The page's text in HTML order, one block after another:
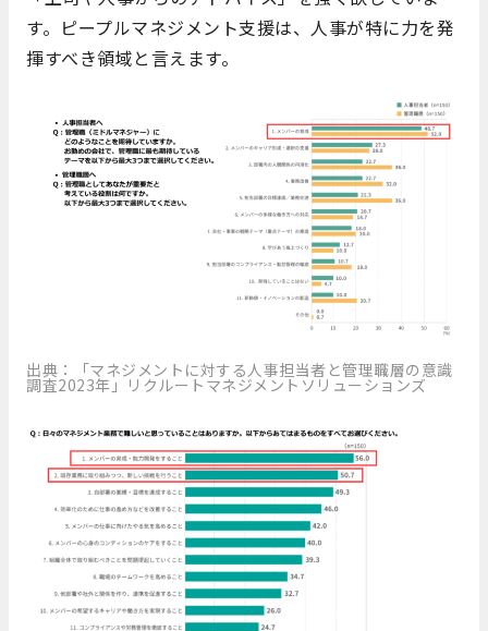
す。ピープルマネジメント支援は、人事が特に力を発
揮すべき領域と言えます。
出典：「マネジメントに対する人事担当者と管理職層の意識
調査2023年」リクルートマネジメントソリューションズ